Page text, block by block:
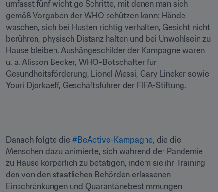
umfasst fünf wichtige Schritte, mit denen man sich
gemäß Vorgaben der WHO schützen kann: Hände
waschen, sich bei Husten richtig verhalten, Gesicht nicht
berühren, physisch Distanz halten und bei Unwohlsein zu
Hause bleiben. Aushängeschilder der Kampagne waren
u. a. Alisson Becker, WHO-Botschafter für
Gesundheitsförderung, Lionel Messi, Gary Lineker sowie
Youri Djorkaeff, Geschäftsführer der FIFA-Stiftung.
Danach folgte die #BeActive-Kampagne, die die
Menschen dazu animierte, sich während der Pandemie
zu Hause körperlich zu betätigen, indem sie ihr Training
den von den staatlichen Behörden erlassenen
Einschränkungen und Quarantänebestimmungen